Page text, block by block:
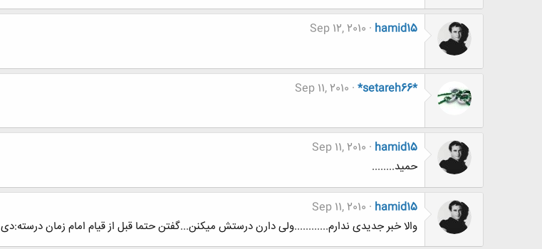
hamid15
Sep 12, 2010
*setareh66*
Sep 11, 2010
hamid15
Sep 11, 2010
حمید........
hamid15
Sep 11, 2010
والا خبر جدیدی ندارم............ولی دارن درستش میکنن...گفتن حتما قبل از قیام امام زمان درسته:دی